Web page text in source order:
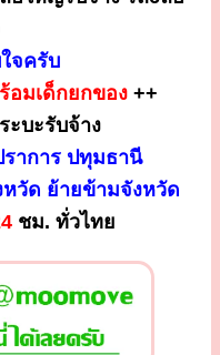
จครับ
อมเด็กยกของ++
ะบะรับจ้าง
าการ ปทุมธานี
วัด ย้ายข้ามจังหวัด
ชม. ทั่วไทย